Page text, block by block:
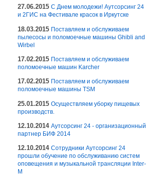
27.06.2015 С Днем молодежи! Аутсорсинг 24
и 2ГИС на Фестивале красок в Иркутске
18.03.2015 Поставляем и обслуживаем
пылесосы и поломоечные машины Ghibli and
Wirbel
17.02.2015 Поставляем и обслуживаем
поломоечные машин Karcher
17.02.2015 Поставляем и обслуживаем
поломоечные машины TSM
25.01.2015 Осуществляем уборку пищевых
производств.
12.10.2014 Аутсорсинг 24 - организационный
партнер БИФ 2014
12.10.2014 Сотрудники Аутсорсинг 24
прошли обучение по обслуживанию систем
оповещения и музыкальной трансляции Inter-
M